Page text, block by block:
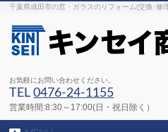
千葉県成田市の窓・ガラスのリフォーム(交換･修
お気軽にお問い合わせください。
TEL0476-24-1155
営業時間:8:30～17:00(日・祝日除く）